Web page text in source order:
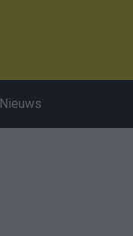
Nieuws